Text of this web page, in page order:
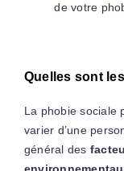
de votre
Quelles sont
La phobie sociale
varier d’une
général des